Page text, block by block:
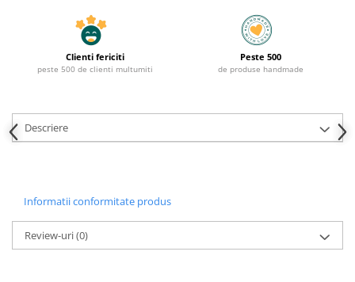
Clienti fericiti
peste 500 de clienti multumiti
Peste 500
de produse handmade
Descriere
Informatii conformitate produs
Review-uri(0)